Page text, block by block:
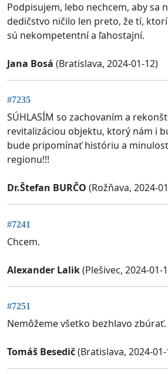
Podpisujem, lebo nechcem, aby sa
dedičstvo ničilo len preto, že tí,
sú nekompetentní a ľahostajní.
Jana Bosá (Bratislava, 2024-01-12)
#7235
SÚHLASÍM so zachovaním a
revitalizáciou objektu, ktorý nám i
bude pripomínať históriu a
regionu!!!
Dr.Štefan BURČO (Rožňava, 2024-
#7241
Chcem.
Alexander Lalik(Plešivec, 2024-01-
#7251
Nemôžeme všetko bezhlavo zbúrať.
Tomáš Besedič(Bratislava, 2024-